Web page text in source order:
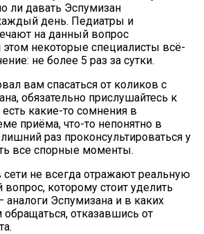
ли давать Эспумизан
день. Педиатры и
на данный вопрос
некоторые специалисты всё-
не более 5 раз за сутки.
вам спасаться от коликов с
обязательно прислушайтесь к
какие-то сомнения в
приёма, что-то непонятно в
раз проконсультироваться у
все спорные моменты.
не всегда отражают реальную
вопрос, которому стоит уделить
Эспумизана и в каких
обращаться, отказавшись от